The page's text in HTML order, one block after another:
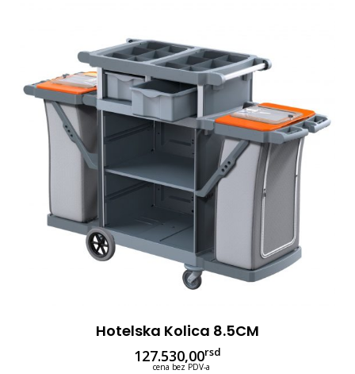
Hotelska Kolica 8.5CM
127.530,00rsd
cena bez PDV-a